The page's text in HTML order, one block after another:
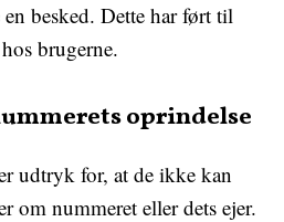
besked. Dette har ført til
brugerne.
oprindelse
udtryk for, at de ikke kan
om nummeret eller dets ejer.